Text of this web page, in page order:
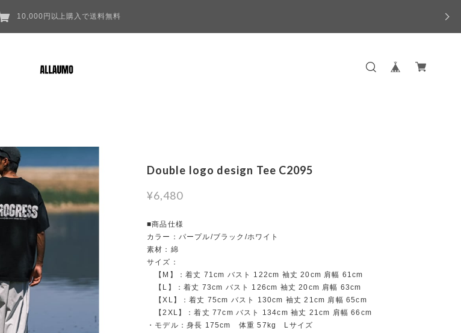
10,000円以上購入で送料無料
Double logo design Tee C2095
¥6,480
■商品仕様
カラー：パープル/ブラック/ホワイト
素材：綿
サイズ：
【M】：着丈 71cm バスト 122cm 袖丈 20cm 肩幅 61cm
【L】：着丈 73cm バスト 126cm 袖丈 20cm 肩幅 63cm
【XL】：着丈 75cm バスト 130cm 袖丈 21cm 肩幅 65cm
【2XL】：着丈 77cm バスト 134cm 袖丈 21cm 肩幅 66cm
・モデル：身長 175cm 体重 57kg Lサイズ